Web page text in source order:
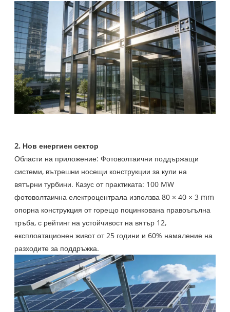
2. Нов енергиен сектор
Области на приложение: Фотоволтаични поддържащи
системи, вътрешни носещи конструкции за кули на
вятърни турбини. Казус от практиката: 100 MW
фотоволтаична електроцентрала използва 80 × 40 × 3 mm
опорна конструкция от горещо поцинкована правоъгълна
тръба, с рейтинг на устойчивост на вятър 12,
експлоатационен живот от 25 години и 60% намаление на
разходите за поддръжка.